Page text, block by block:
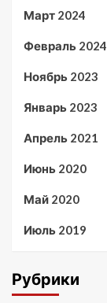
Март 2024
Февраль 2024
Ноябрь 2023
Январь 2023
Апрель 2021
Июнь 2020
Май 2020
Июль 2019
Рубрики